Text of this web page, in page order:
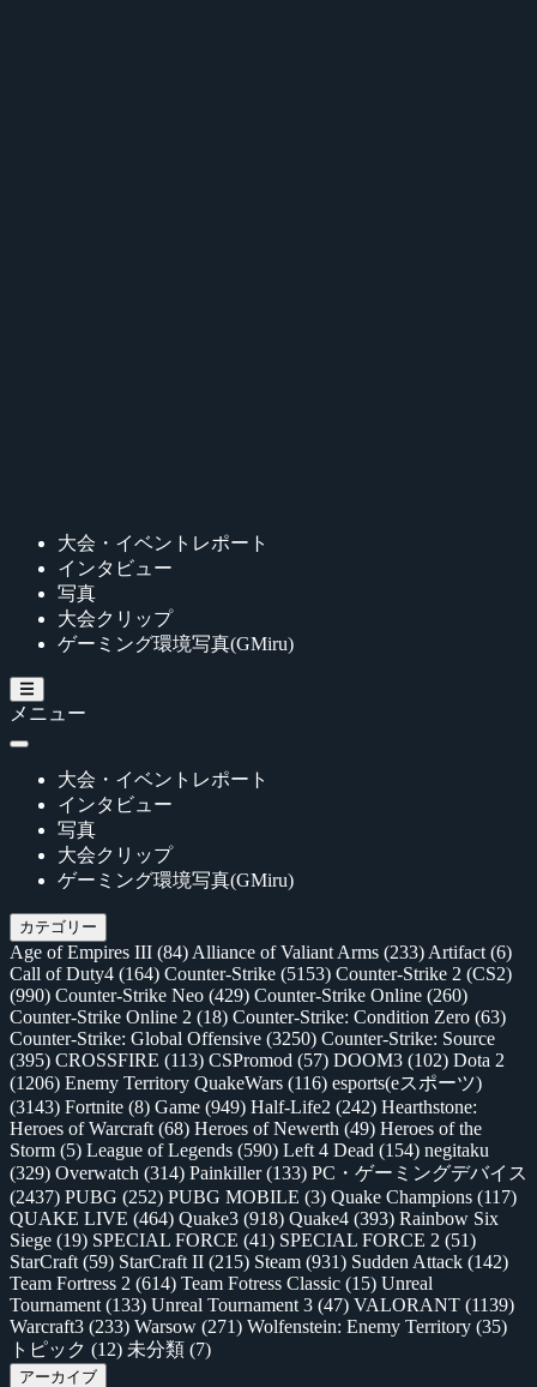
大会・イベントレポート
インタビュー
写真
大会クリップ
ゲーミング環境写真(GMiru)
メニュー
大会・イベントレポート
インタビュー
写真
大会クリップ
ゲーミング環境写真(GMiru)
カテゴリー
Age of Empires III (84) Alliance of Valiant Arms (233) Artifact (6)
Call of Duty4 (164) Counter-Strike (5153) Counter-Strike 2 (CS2)
(990) Counter-Strike Neo (429) Counter-Strike Online (260)
Counter-Strike Online 2 (18) Counter-Strike: Condition Zero (63)
Counter-Strike: Global Offensive (3250) Counter-Strike: Source
(395) CROSSFIRE (113) CSPromod (57) DOOM3 (102) Dota 2
(1206) Enemy Territory QuakeWars (116) esports(eスポーツ)
(3143) Fortnite (8) Game (949) Half-Life2 (242) Hearthstone:
Heroes of Warcraft (68) Heroes of Newerth (49) Heroes of the
Storm (5) League of Legends (590) Left 4 Dead (154) negitaku
(329) Overwatch (314) Painkiller(133) PC・ゲーミングデバイス
(2437) PUBG (252) PUBG MOBILE (3) Quake Champions (117)
QUAKE LIVE (464) Quake3 (918) Quake4 (393) Rainbow Six
Siege (19) SPECIAL FORCE (41) SPECIAL FORCE 2 (51)
StarCraft (59) StarCraft II (215) Steam (931) Sudden Attack (142)
Team Fortress 2 (614) Team Fotress Classic (15) Unreal
Tournament (133) Unreal Tournament 3 (47) VALORANT (1139)
Warcraft3 (233) Warsow (271) Wolfenstein: Enemy Territory (35)
トピック (12) 未分類 (7)
アーカイブ